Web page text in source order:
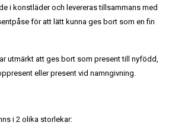
i konstläder och levereras tillsammans med
för att lätt kunna ges bort som en fin
utmärkt att ges bort som present till nyfödd,
eller present vid namngivning.
i 2 olika storlekar: